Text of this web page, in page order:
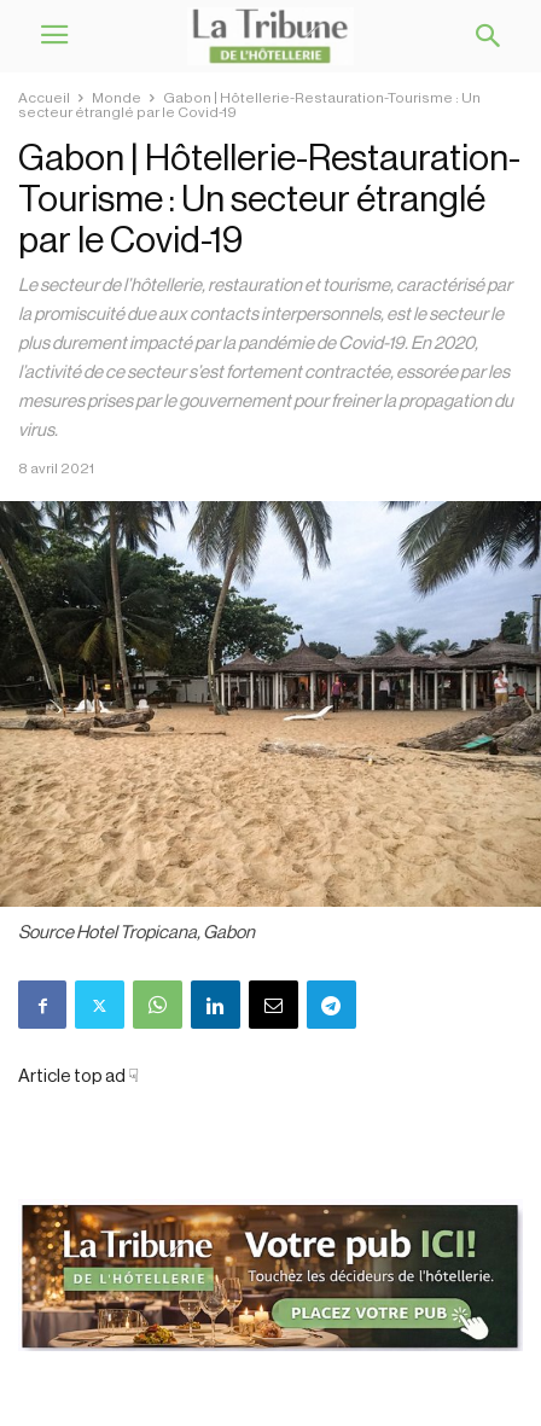
Accueil Monde
Gabon | Hôtellerie-Restauration-Tourisme : Un
secteur étranglé par le Covid-19
Gabon | Hôtellerie-Restauration-
Tourisme : Un secteur étranglé
par le Covid-19
Le secteur de l’hôtellerie, restauration et tourisme, caractérisé par
la promiscuité due aux contacts interpersonnels, est le secteur le
plus durement impacté par la pandémie de Covid-19. En 2020,
l’activité de ce secteur s’est fortement contractée, essorée par les
mesures prises par le gouvernement pour freiner la propagation du
virus.
8 avril 2021
Source Hotel Tropicana, Gabon
Article top ad ☟